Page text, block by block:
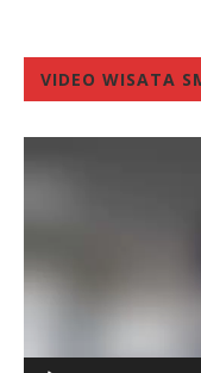
VIDEO WISATA